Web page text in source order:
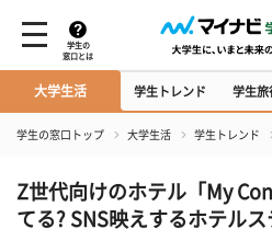
学生の
窓口とは
大学生活 学生トレンド 学生旅
学生の窓口トップ 大学生活 学生トレンド
Z世代向けのホテル「My
てる? SNS映えするホテル